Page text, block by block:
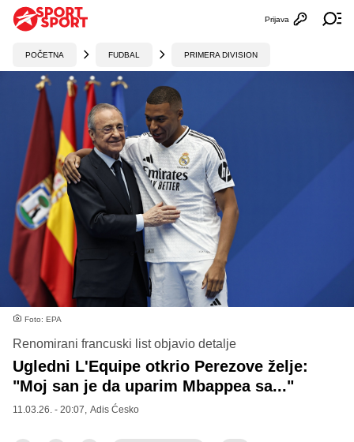
Otvori
Prijava
POČETNA FUDBAL PRIMERA DIVISION
Foto: EPA
Renomirani francuski list objavio detalje
Ugledni L'Equipe otkrio Perezove želje:
"Moj san je da uparim Mbappea sa..."
11.03.26. - 20:07, Adis Ćesko